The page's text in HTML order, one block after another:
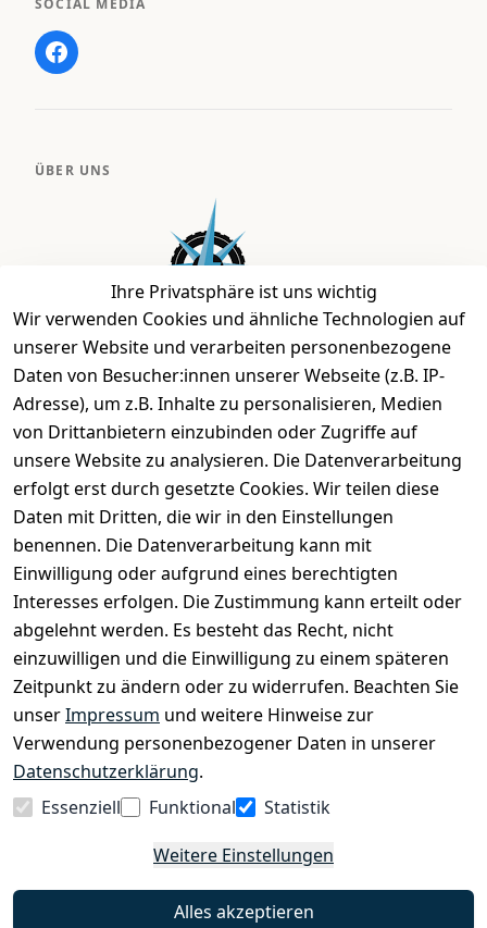
Ihre Privatsphäre ist uns wichtig
Wir verwenden Cookies und ähnliche Technologien auf
unserer Website und verarbeiten personenbezogene
Daten von Besucher:innen unserer Webseite (z.B. IP-
Adresse), um z.B. Inhalte zu personalisieren, Medien
von Drittanbietern einzubinden oder Zugriffe auf
unsere Website zu analysieren. Die Datenverarbeitung
erfolgt erst durch gesetzte Cookies. Wir teilen diese
Daten mit Dritten, die wir in den Einstellungen
benennen. Die Datenverarbeitung kann mit
Einwilligung oder aufgrund eines berechtigten
Interesses erfolgen. Die Zustimmung kann erteilt oder
abgelehnt werden. Es besteht das Recht, nicht
einzuwilligen und die Einwilligung zu einem späteren
Zeitpunkt zu ändern oder zu widerrufen. Beachten Sie
unserImpressum und weitere Hinweise zur
Verwendung personenbezogener Daten in unserer
Datenschutzerklärung.
Essenziell
Funktional
Statistik
Weitere Einstellungen
Alles akzeptieren
ÜBER UNS
Bei uns findest Du das richtige Fahrgefühl. Auf über
2.400 m² bieten wir Dir die beste Beratung zu
Kinderfahrrädern über E-MTBs bis hin zu
Lastenfahrrädern und Elektrorollern.
EINKAUFEN
› Fahrrad Aachen
› Zahlungs- und Versandbedingungen
INFORMATIONEN
› Batteriehinweis
› Widerrufsrecht
Impressum